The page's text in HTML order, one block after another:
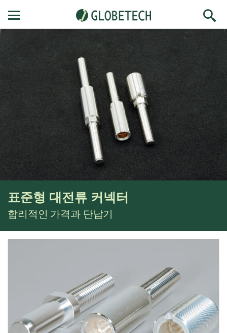
츠
로
뛰
Translation missing: ko.layout.navigation.toggle
표준형 대전류 커넥터
합리적인 가격과 단납기